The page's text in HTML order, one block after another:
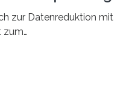
zur Datenreduktion mit
zum
Agentur für